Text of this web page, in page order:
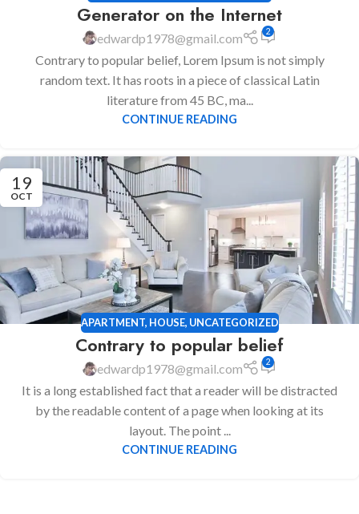
Generator on the Internet
edwardp1978@gmail.com 2
Contrary to popular belief, Lorem Ipsum is not simply
random text. It has roots in a piece of classical Latin
literature from 45 BC, ma...
CONTINUE READING
19
OCT
APARTMENT, HOUSE, UNCATEGORIZED
Contrary to popular belief
edwardp1978@gmail.com 2
It is a long established fact that a reader will be distracted
by the readable content of a page when looking at its
layout. The point ...
CONTINUE READING